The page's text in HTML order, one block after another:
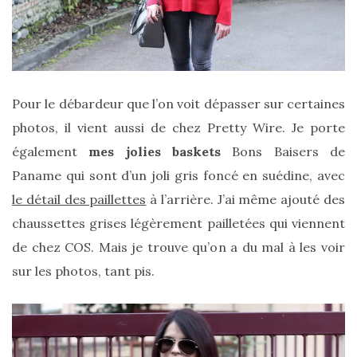
le
Batman
RSVP
Paris
Pour le débardeur que l’on voit dépasser sur certaines
photos, il vient aussi de chez Pretty Wire. Je porte
également mes jolies baskets Bons Baisers de
Paname qui sont d’un joli gris foncé en suédine, avec
le détail des paillettes à l’arrière. J’ai même ajouté des
chaussettes grises légèrement pailletées qui viennent
de chez COS. Mais je trouve qu’on a du mal à les voir
sur les photos, tant pis.